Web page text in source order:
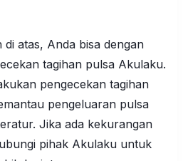
atas, Anda bisa dengan
tagihan pulsa Akulaku.
pengecekan tagihan
pengeluaran pulsa
Jika ada kekurangan
pihak Akulaku untuk